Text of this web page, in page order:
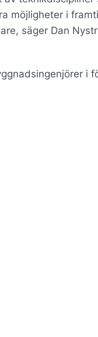
möjligheter i
säger Dan
i